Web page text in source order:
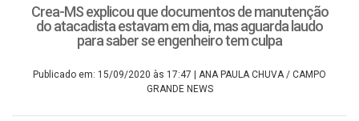
Crea-MS explicou que documentos de manutenção
do atacadista estavam em dia, mas aguarda laudo
para saber se engenheiro tem culpa
Publicado em: 15/09/2020 às 17:47
| ANA PAULA CHUVA / CAMPO
GRANDE NEWS